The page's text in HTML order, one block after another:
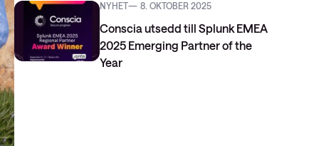
NYHET 8. OKTOBER 2025
Conscia utsedd till Splunk EMEA
2025 Emerging Partner of the
Year